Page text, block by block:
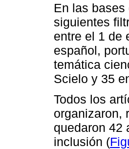
En las
siguientes
entre el 1 de
español,
temática
Scielo y 35
Todos los
organizaron,
quedaron 42
inclusión (